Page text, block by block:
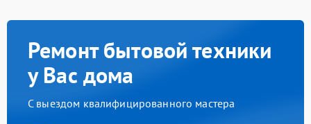
Ремонт бытовой техники
у Вас дома
С выездом квалифицированного мастера